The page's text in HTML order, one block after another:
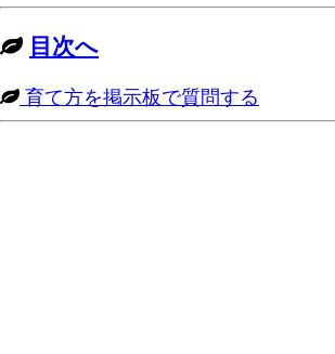
目次へ
育て方を掲示板で質問する